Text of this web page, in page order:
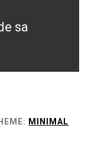
sa
MINIMAL